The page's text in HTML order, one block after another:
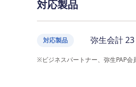
対応製品
対応製品 弥生会計 23
※ビジネスパートナー、弥生PAP会